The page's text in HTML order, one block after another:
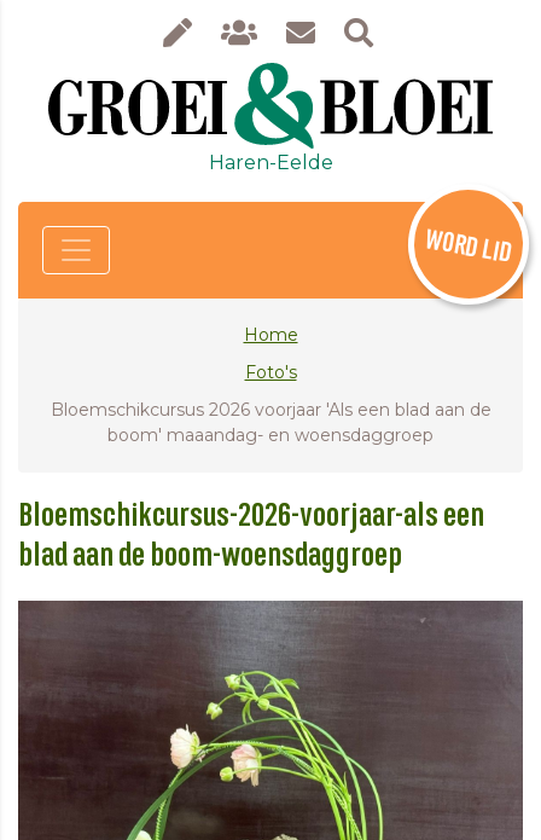
Haren-Eelde
WORD LID
Home
Foto's
Bloemschikcursus 2026 voorjaar 'Als een blad aan de
boom' maaandag- en woensdaggroep
Bloemschikcursus-2026-voorjaar-als een
blad aan de boom-woensdaggroep